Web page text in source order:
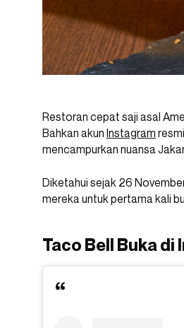
Restoran cepat saji asal
Bahkan akun Instagram
mencampurkan nuansa
Diketahui sejak 26
mereka untuk pertama kali
Taco Bell Buka di